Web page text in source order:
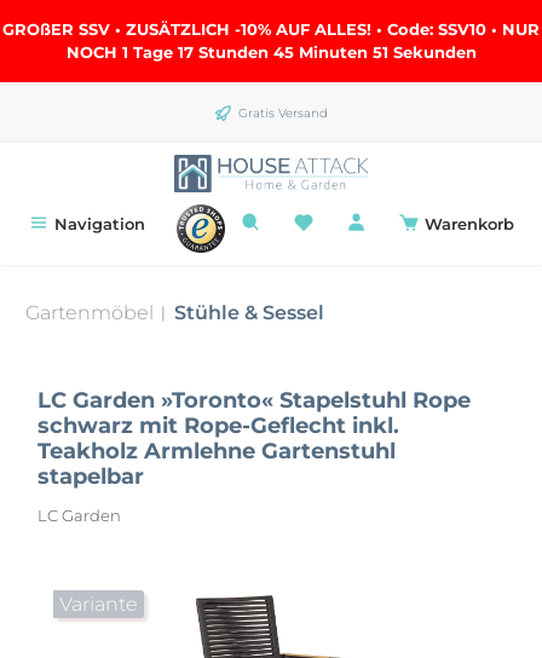
springen
GROßER SSV • ZUSÄTZLICH -10% AUF ALLES! • Code: SSV10 • NUR
NOCH 1 Tage 17 Stunden 45 Minuten 51 Sekunden
Gratis Versand
Navigation Warenkorb
Gartenmöbel | Stühle & Sessel
LC Garden »Toronto« Stapelstuhl Rope
schwarz mit Rope-Geflecht inkl.
Teakholz Armlehne Gartenstuhl
stapelbar
LC Garden
Variante